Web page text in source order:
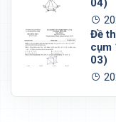
Đề
cụm
03)